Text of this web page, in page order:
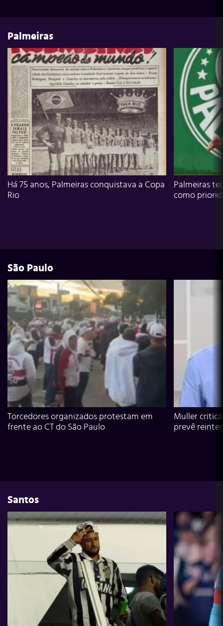
Palmeiras
Há 75 anos, Palmeiras conquistava a Copa
Rio
Palmeiras
como
São Paulo
Torcedores organizados protestam em
frente ao CT do São Paulo
Muller
prevê
Santos